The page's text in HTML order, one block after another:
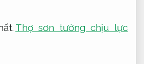
Thợ sơn tường chịu lực